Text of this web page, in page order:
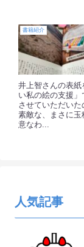
書籍紹介
井上智さんの表
い私の絵の支援
させていただい
素敵な、まさに
意なわ...
人気記事